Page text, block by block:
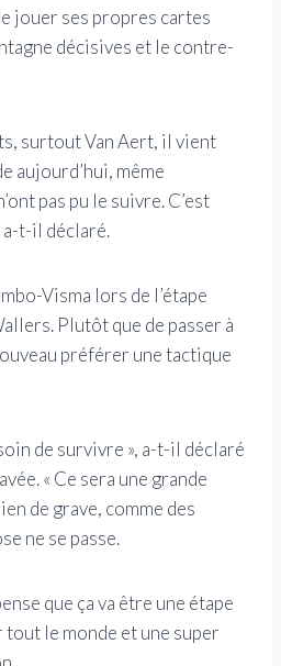
jouer ses propres cartes
décisives et le contre-
surtout Van Aert, il vient
aujourd’hui, même
pas pu le suivre. C’est
a-t-il déclaré.
Visma lors de l’étape
Plutôt que de passer à
préférer une tactique
de survivre », a-t-il déclaré
« Ce sera une grande
de grave, comme des
ne se passe.
que ça va être une étape
le monde et une super